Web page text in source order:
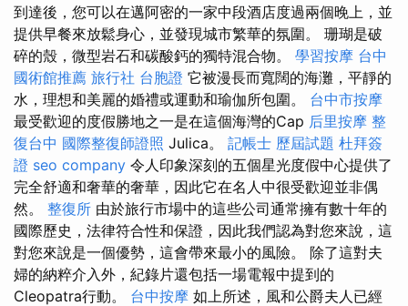
到達後，您可以在邁阿密的一家中段酒店度過兩個晚上，並
提供早餐來放鬆身心，並發現城市繁華的氛圍。 珊瑚是破
碎的殼，微型岩石和碳酸鈣的獨特混合物。 學習按摩 台中
國術館推薦 旅行社 台胞證 它被漫長而寬闊的海灘，平靜的
水，理想和美麗的婚禮或運動和瑜伽所包圍。 台中市按摩
最受歡迎的度假勝地之一是在這個海灣的Cap 后里按摩 整
復台中 國際整復師證照 Julica。 記帳士 歷屆試題 杜拜簽
證 seo company 令人印象深刻的五個星光度假中心提供了
完全舒適和奢華的奢華，因此它在名人中很受歡迎並非偶
然。 整復所 由於旅行市場中的這些公司通常擁有數十年的
國際歷史，法律符合性和保證，因此我們認為對您來說，這
對您來說是一個優勢，這會帶來最小的風險。 除了這對夫
婦的納粹介入外，紀錄片還包括一場電報中提到的
Cleopatra行動。 台中按摩 如上所述，風和公爵夫人已經